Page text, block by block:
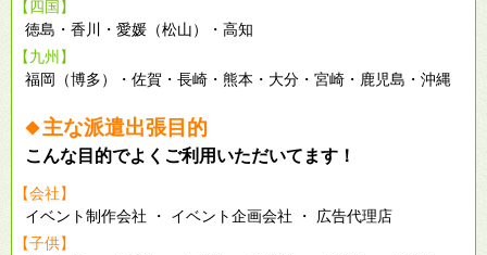
【四国】
徳島・香川・愛媛（松山）・高知
【九州】
福岡（博多）・佐賀・長崎・熊本・大分・宮崎・鹿児島・沖縄
◆主な派遣出張目的
こんな目的でよくご利用いただいてます！
【会社】
イベント制作会社 ・ イベント企画会社 ・ 広告代理店
【子供】